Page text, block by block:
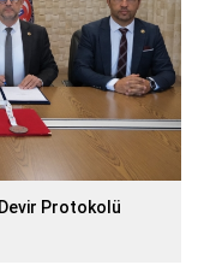
Protokolü